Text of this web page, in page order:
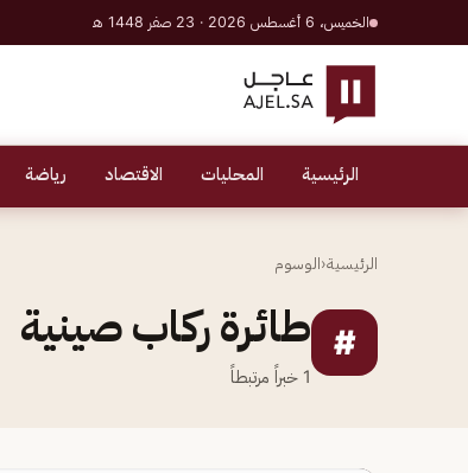
الخميس، 6 أغسطس 2026 · 23 صفر 1448 هـ
الرئيسية المحليات الاقتصاد رياضة
الرئيسية‹الوسوم
# طائرة ركاب صينية
1 خبراً مرتبطاً